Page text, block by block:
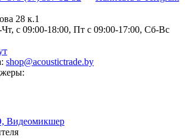
28 к.1
с 09:00-18:00, Пт с 09:00-17:00, Сб-Вс
shop@acoustictrade.by
Видеомикшер